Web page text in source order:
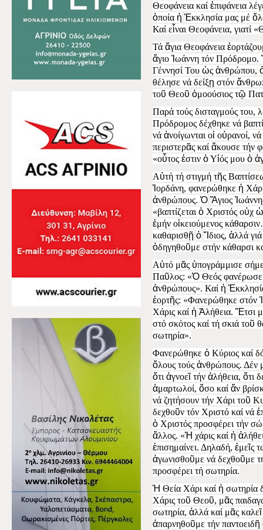
Θεοφάνεια καί ἐπιφάνεια
ὁποία ἡ Ἐκκλησία μας μέ ὅ
Καί εἶναι Θεοφάνεια, γιατί
Τά ἅγια Θεοφάνεια ἑ
ἅγιο Ἰ ωάννη τόν Πρόδρομο.
Γέννησί Του ὡς ἀνθρώπου,
θέλησε νά δείξῃ στόν ἄ
τοῦ Θεοῦ ὁμοούσιος τῷ
Παρά τούς δισταγμούς του,
Πρόδρομος δέχθηκε νά
νά ἀνοίγωνται οἱ οὐρανοί,
περιστερᾶς καί ἄκουσε τήν
«οὗτος ἐστιν ὁΥἱός μου ὁ ἀ
Αὐτή τή στιγμή τῆς
Ἰ ορδάνη, φανερώθηκε ἡ
ἀνθρώπους. Ὁ Ἅγιος Ἰ
«βαπτίζεται ὁ Χριστός οὐχ ὡ
ἐμήν οἰκειούμενος
καθαρισθῇ ὁ Ἴ διος, ἀλλά
ὁδηγηθοῦμε στήν κάθαρσι
Αὐτό μᾶς ὑπογράμμισε
Παῦλος: «Ὁ Θεός φανέρωσε
ἀνθρώπους». Καί ἡ Ἐ
ἑορτῆς: «Φανερώθηκε στόν Ἰ
Χάρις καί ἡ Ἀλήθεια. Ἔτσι
στό σκότος καί τή σκιά τοῦ
σωτηρία».
Φανερώθηκε ὁ Κύριος καί
ὅλους τούς ἀνθρώπους. Δέν
ὅτι ἀγνοεῖ τήν ἀλήθεια, ὅτι
ἁμαρτωλοί, ὅσο καί ἄν
νά ζητήσουν τήν Χάρι τοῦ
δεχθοῦν τόν Χριστό καί νά ἐ
ὁ Χριστός προσφέρει τήν
ἄλλος. «Ἡ χάρις καί ἡ ἀ
ἐπισημαίνει. Δηλαδή, ἐμεῖς
ἀγωνισθοῦμε νά δεχθοῦμε
προσφέρει τή σωτηρία.
Ἡ Θεία Χάρι καί ἡ σωτηρία
Χάρις τοῦ Θεοῦ, μᾶς
σωτηρία, ἀλλά καί μᾶς καλεῖ
ἀπαρνηθοῦμε τήν παντοειδῆ